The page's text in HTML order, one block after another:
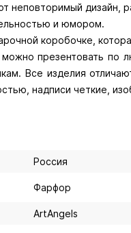
неповторимый дизайн,
и юмором.
коробочке,
презентовать
Все изделия
надписи четкие,
Россия
Фарфор
ArtAngels